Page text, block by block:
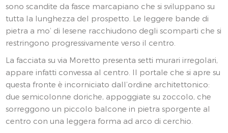
sono scandite da fasce marcapiano che si sviluppano su
tutta la lunghezza del prospetto. Le leggere bande di
pietra a mo’ di lesene racchiudono degli scomparti che si
restringono progressivamente verso il centro.
La facciata su via Moretto presenta setti murari irregolari,
appare infatti convessa al centro. Il portale che si apre su
questa fronte è incorniciato dall’ordine architettonico:
due semicolonne doriche, appoggiate su zoccolo, che
sorreggono un piccolo balcone in pietra sporgente al
centro con una leggera forma ad arco di cerchio.